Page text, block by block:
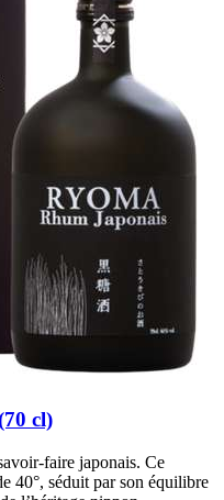
cl)
faire japonais. Ce
40°, séduit par son équilibre